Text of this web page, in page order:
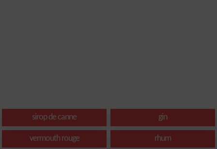
sirop de canne gin
vermouth rouge rhum